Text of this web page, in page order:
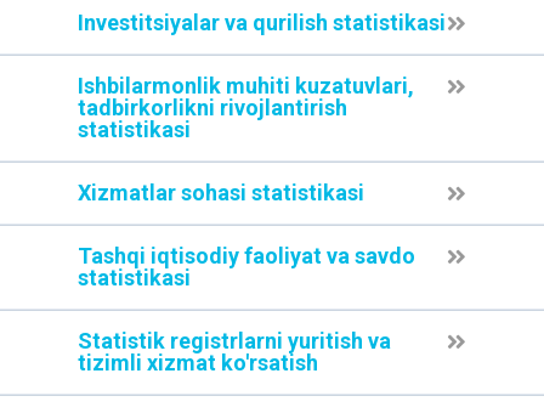
Investitsiyalar va qurilish statistikasi
Ishbilarmonlik muhiti kuzatuvlari,
tadbirkorlikni rivojlantirish
statistikasi
Xizmatlar sohasi statistikasi
Tashqi iqtisodiy faoliyat va savdo
statistikasi
Statistik registrlarni yuritish va
tizimli xizmat ko'rsatish